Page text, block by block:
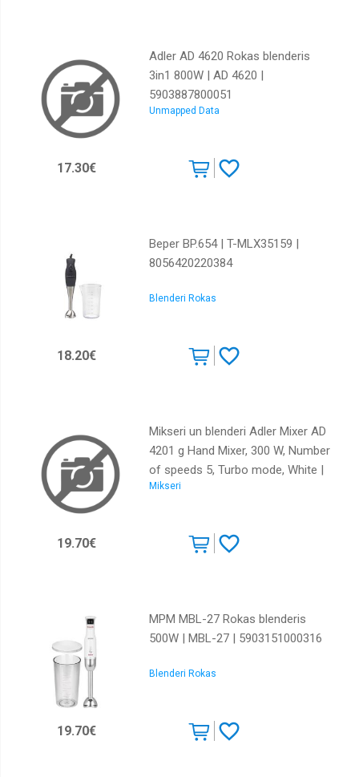
Adler AD 4620 Rokas blenderis
3in1 800W | AD 4620 |
5903887800051
Unmapped Data
17.30€
Beper BP.654 | T-MLX35159 |
8056420220384
Blenderi Rokas
18.20€
Mikseri un blenderi Adler Mixer AD
4201 g Hand Mixer, 300 W, Number
of speeds 5, Turbo mode, White |
AD 4201 g | 5908256831216
Mikseri
19.70€
MPM MBL-27 Rokas blenderis
500W | MBL-27 | 5903151000316
Blenderi Rokas
19.70€